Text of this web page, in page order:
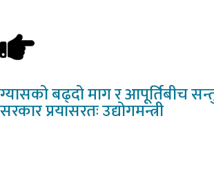
ग्यासकोबढ्दो माग र आपूर्तिबीच
सरकार प्रयासरतः उद्योगमन्त्री